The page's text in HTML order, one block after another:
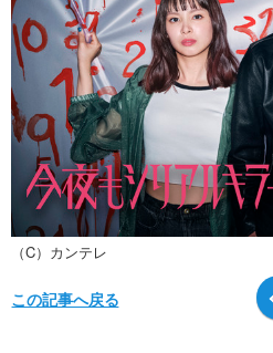
（C）カンテレ
この記事へ戻る